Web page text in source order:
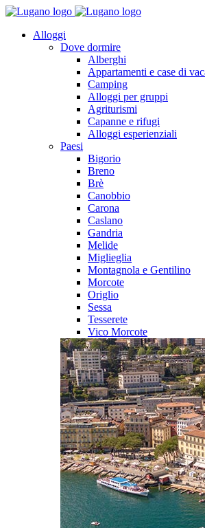
Alloggi
Dove dormire
Alberghi
Appartamenti e case di
Camping
Alloggi per gruppi
Agriturismi
Capanne e rifugi
Alloggi esperienziali
Paesi
Bigorio
Breno
Brè
Canobbio
Carona
Caslano
Gandria
Melide
Miglieglia
Montagnola e Gentilino
Morcote
Origlio
Sessa
Tesserete
Vico Morcote